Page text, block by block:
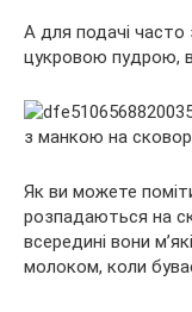
А для подачі часто
цукровою пудрою,
Як ви можете
розпадаються на
всередині вони
молоком, коли